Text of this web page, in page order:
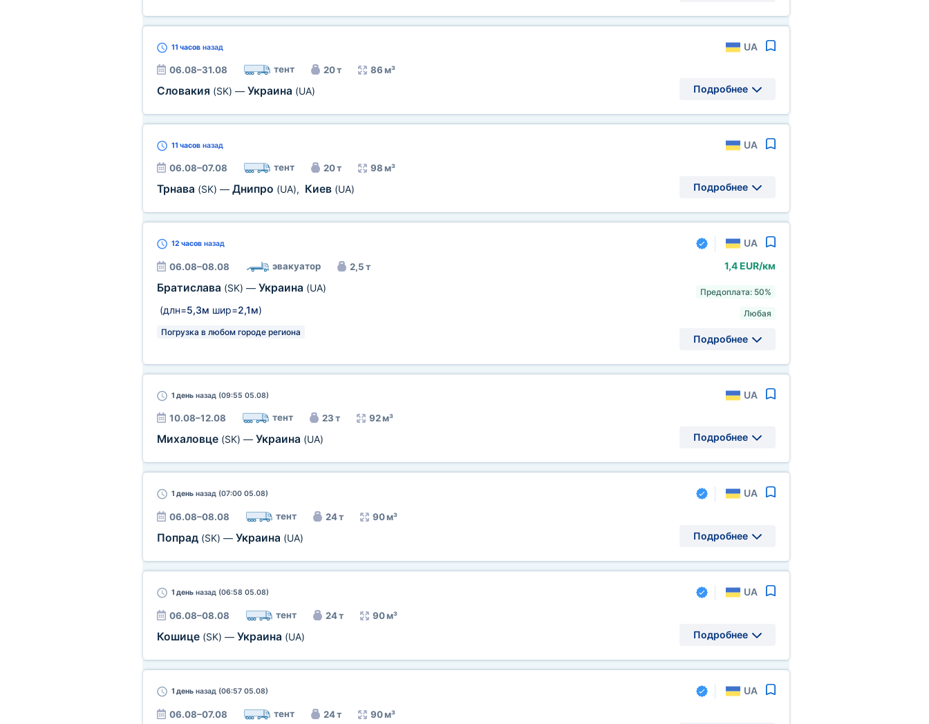
11 часовназад UA
06.08–31.08 тент 20 т 86 м³
Словакия (SK) — Украина (UA) Подробнее
11 часовназад UA
06.08–07.08 тент 20 т 98 м³
Трнава (SK) — Днипро (UA), Киев (UA) Подробнее
12 часовназад UA
06.08–08.08 эвакуатор 2,5 т
Братислава (SK) — Украина (UA)
(длн=5,3м шир=2,1м)
Погрузка в любом городе региона
1,4 EUR/км
Предоплата: 50%
Любая
Подробнее
1 деньназад (09:55 05.08) UA
10.08–12.08 тент 23 т 92 м³
Михаловце (SK) — Украина (UA) Подробнее
1 деньназад (07:00 05.08) UA
06.08–08.08 тент 24 т 90 м³
Попрад (SK) — Украина (UA) Подробнее
1 деньназад (06:58 05.08) UA
06.08–08.08 тент 24 т 90 м³
Кошице (SK) — Украина (UA) Подробнее
1 деньназад (06:57 05.08) UA
06.08–07.08 тент 24 т 90 м³